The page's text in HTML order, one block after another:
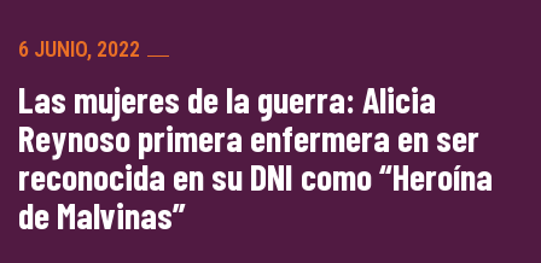
6 JUNIO, 2022
Las mujeres de la guerra: Alicia
Reynoso primera enfermera en ser
reconocida en su DNI como “Heroína
de Malvinas”